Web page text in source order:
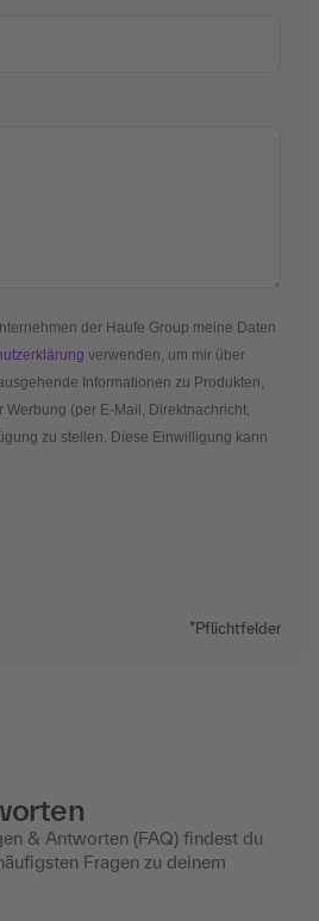
der Haufe Group meine Daten
verwenden, um mir über
Informationen zu Produkten,
(per E-Mail, Direktnachricht,
zu stellen. Diese Einwilligung kann
*Pflichtfelder
& Antworten (FAQ) findest du
Fragen zu deinem